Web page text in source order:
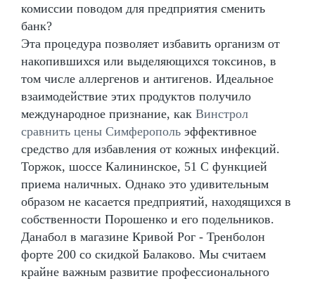
комиссии поводом для предприятия сменить
банк?
Эта процедура позволяет избавить организм от
накопившихся или выделяющихся токсинов, в
том числе аллергенов и антигенов. Идеальное
взаимодействие этих продуктов получило
международное признание, как Винстрол
сравнить цены Симферополь эффективное
средство для избавления от кожных инфекций.
Торжок, шоссе Калининское, 51 С функцией
приема наличных. Однако это удивительным
образом не касается предприятий, находящихся в
собственности Порошенко и его подельников.
Данабол в магазине Кривой Рог - Тренболон
форте 200 со скидкой Балаково. Мы считаем
крайне важным развитие профессионального